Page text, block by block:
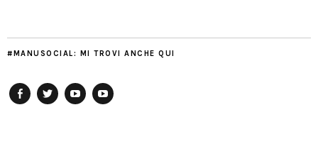
#MANUSOCIAL: MI TROVI ANCHE QUI